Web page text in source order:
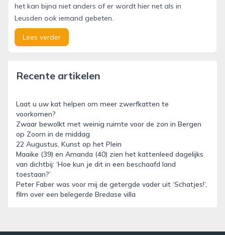
het kan bijna niet anders of er wordt hier net als in
Leusden ook iemand gebeten.
Lees verder
Recente artikelen
Laat u uw kat helpen om meer zwerfkatten te
voorkomen?
Zwaar bewolkt met weinig ruimte voor de zon in Bergen
op Zoom in de middag
22 Augustus, Kunst op het Plein
Maaike (39) en Amanda (40) zien het kattenleed dagelijks
van dichtbij: ‘Hoe kun je dit in een beschaafd land
toestaan?’
Peter Faber was voor mij de getergde vader uit ‘Schatjes!’,
film over een belegerde Bredase villa